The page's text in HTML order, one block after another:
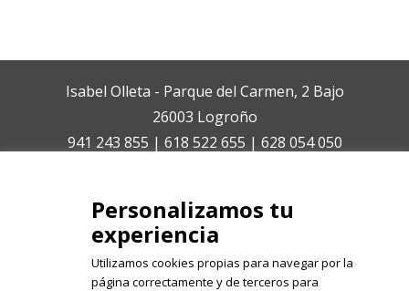
Isabel Olleta - Parque del Carmen, 2 Bajo
26003 Logroño
941 243 855 | 618 522 655 | 628 054 050
Personalizamos tu
experiencia
Utilizamos cookies propias para navegar por la
página correctamente y de terceros para